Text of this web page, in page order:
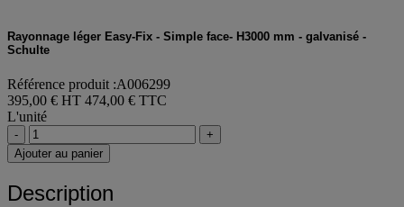
Rayonnage léger Easy-Fix - Simple face- H3000 mm - galvanisé -
Schulte
Référence produit :A006299
395,00 € HT 474,00 € TTC
L'unité
-
+
Ajouter au panier
Description